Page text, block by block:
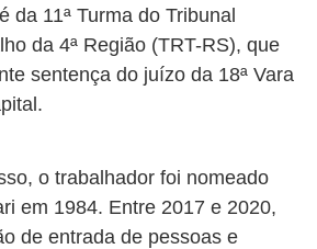
da 11ª Turma do Tribunal
da 4ª Região (TRT-RS), que
sentença do juízo da 18ª Vara
o trabalhador foi nomeado
em 1984. Entre 2017 e 2020,
de entrada de pessoas e